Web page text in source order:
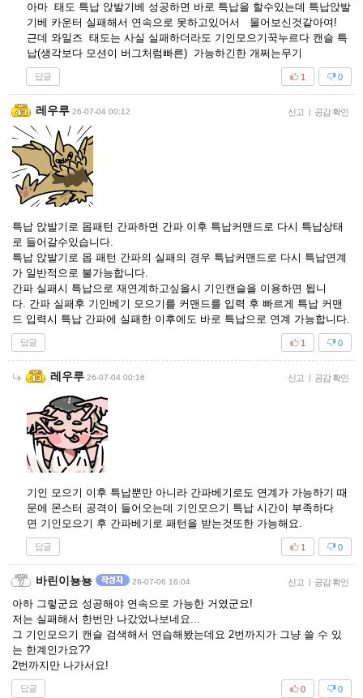
아마 태도 특납 앉발기베 성공하면 바로 특납을 할수있는데 특납앉발
기베 카운터 실패해서 연속으로 못하고있어서 물어보신것같아여!
근데 와일즈 태도는 사실 실패하더라도 기인모으기꾹누르다 캔슬 특
납(생각보다 모션이 버그처럼빠른) 가능하긴한 개쩌는무기
답글 0
1
레우루 26-07-04 00:12 신고 | 공감 확인
특납 앉발기로 몹패턴 간파하면 간파 이후 특납커맨드로 다시 특납상태
로 들어갈수있습니다.
특납 앉발기로 몹 패턴 간파의 실패의 경우 특납커맨드로 다시 특납연계
가 일반적으로 불가능합니다.
간파 실패시 특납으로 재연계하고싶을시 기인캔슬을 이용하면 됩니
다. 간파 실패후 기인베기 모으기를 커맨드를 입력 후 빠르게 특납 커맨
드 입력시 특납 간파에 실패한 이후에도 바로 특납으로 연계 가능합니다.
답글 0
1
레우루 26-07-04 00:16 신고 | 공감 확인
기인 모으기 이후 특납뿐만 아니라 간파베기로도 연계가 가능하기 때
문에 몬스터 공격이 들어오는데 기인모으기 특납 시간이 부족하다
면 기인모으기 후 간파베기로 패턴을 받는것또한 가능해요.
답글 0
1
바린이뇽뇽 26-07-06 16:04 신고 | 공감 확인
아하 그렇군요 성공해야 연속으로 가능한 거였군요!
저는 실패해서 한번만 나갔었나보네요...
그 기인모으기 캔슬 검색해서 연습해봤는데요 2번까지가 그냥 쓸 수 있
는 한계인가요??
2번까지만 나가서요!
답글 0
0